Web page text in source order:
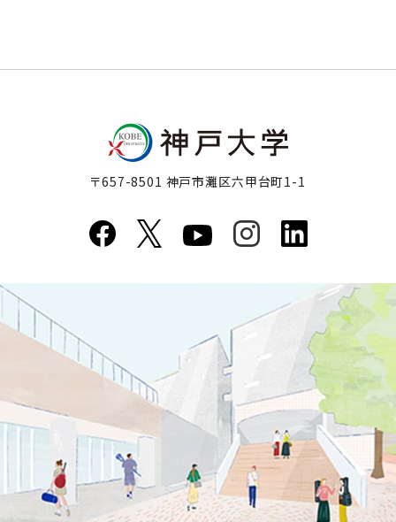
〒657-8501 神戸市灘区六甲台町1-1